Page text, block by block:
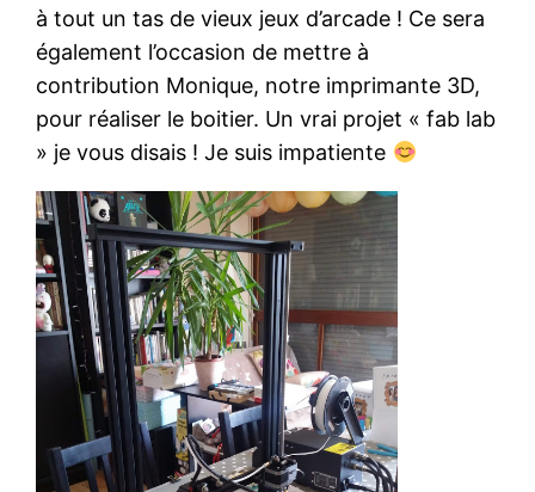
à tout un tas de vieux jeux d’arcade ! Ce sera
également l’occasion de mettre à
contribution Monique, notre imprimante 3D,
pour réaliser le boitier. Un vrai projet « fab lab
» je vous disais ! Je suis impatiente